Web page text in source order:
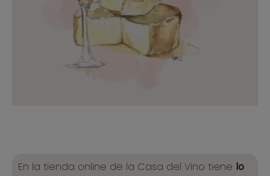
En la tienda online de la Casa del Vino tiene lo